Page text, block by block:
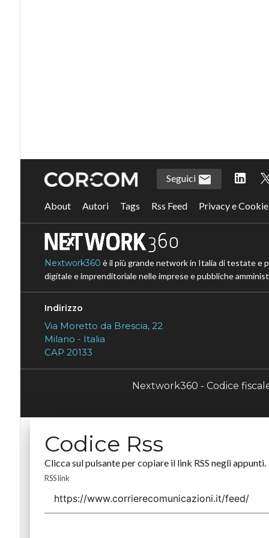
Seguici
About Autori Tags Rss Feed Privacy e
Nextwork360 è il più grande network in Italia di testate e
digitale e imprenditoriale nelle imprese e pubbliche
Indirizzo
Via Moretto da Brescia, 22
Milano - Italia
CAP 20133
Nextwork360 - Codice
Codice Rss
Clicca sul pulsante per copiare il link RSS negli appunti.
RSS link